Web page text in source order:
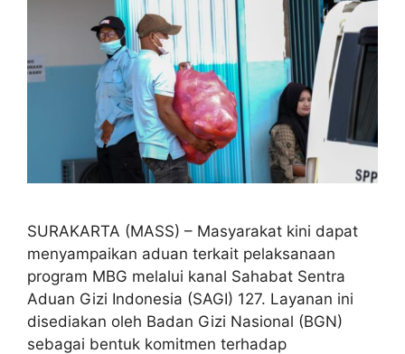
SURAKARTA (MASS) – Masyarakat kini dapat
menyampaikan aduan terkait pelaksanaan
program MBG melalui kanal Sahabat Sentra
Aduan Gizi Indonesia (SAGI) 127. Layanan ini
disediakan oleh Badan Gizi Nasional (BGN)
sebagai bentuk komitmen terhadap